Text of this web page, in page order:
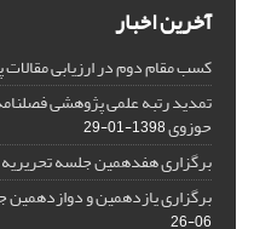
آخرین اخبار
کسب مقام دوم در ارزیابی
تمدید رتبه علمی پژوهشی
حوزوی1398-01-29
برگزاری هفدهمین جلسه
برگزاری یازدهمین و
06-26